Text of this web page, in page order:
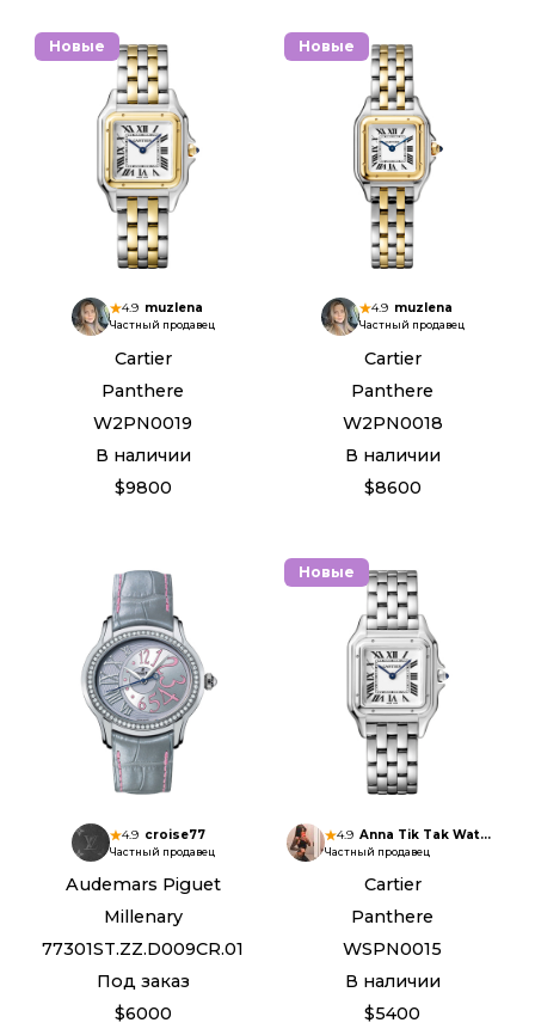
Новые
4.9 muzlena
Частный продавец
Cartier
Panthere
W2PN0019
В наличии
$9800
Новые
4.9 muzlena
Частный продавец
Cartier
Panthere
W2PN0018
В наличии
$8600
4.9 croise77
Частный продавец
Audemars Piguet
Millenary
77301ST.ZZ.D009CR.01
Под заказ
$6000
Новые
4.9 Anna Tik Tak Watches
Частный продавец
Cartier
Panthere
WSPN0015
В наличии
$5400